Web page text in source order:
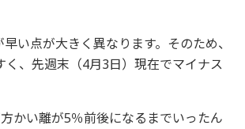
い点が大きく異なります。そのため、
、先週末（4月3日）現在でマイナス
かい離が5％前後になるまでいったん